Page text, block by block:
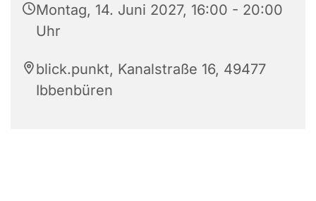
Montag, 14. Juni 2027, 16:00 - 20:00
Uhr
blick.punkt, Kanalstraße 16, 49477
Ibbenbüren